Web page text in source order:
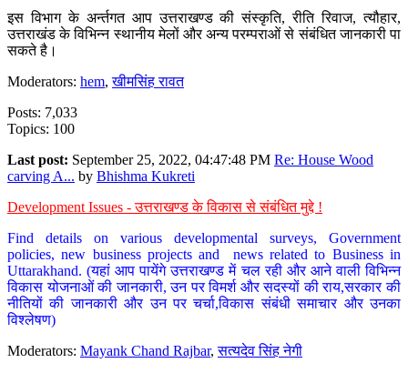
इस विभाग के अर्न्तगत आप उत्तराखण्ड की संस्कृति, रीति रिवाज, त्यौहार,
उत्तराखंड के विभिन्न स्थानीय मेलों और अन्य परम्पराओं से संबंधित जानकारी पा
सकते है।
Moderators: hem,खीमसिंह रावत
Posts: 7,033
Topics: 100
Last post: September 25, 2022, 04:47:48 PM Re: House Wood
carving A... by Bhishma Kukreti
Development Issues - उत्तराखण्ड के विकास से संबंधित मुद्दे !
Find details on various developmental surveys, Government
policies, new business projects and news related to Business in
Uttarakhand. (यहां आप पायेंगे उत्तराखण्ड में चल रही और आने वाली विभिन्न
विकास योजनाओं की जानकारी, उन पर विमर्श और सदस्यों की राय,सरकार की
नीतियों की जानकारी और उन पर चर्चा,विकास संबंधी समाचार और उनका
विश्लेषण)
Moderators: Mayank Chand Rajbar,सत्यदेव सिंह नेगी